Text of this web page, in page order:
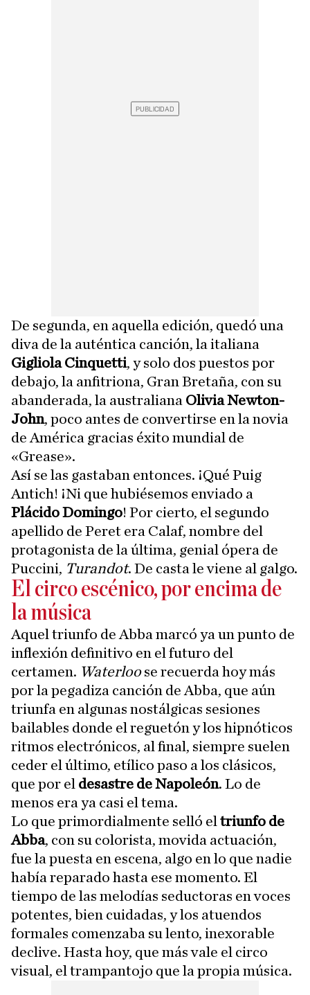
De segunda, en aquella edición, quedó una
diva de la auténtica canción, la italiana
Gigliola Cinquetti, y solo dos puestos por
debajo, la anfitriona, Gran Bretaña, con su
abanderada, la australiana Olivia Newton-
John, poco antes de convertirse en la novia
de América gracias éxito mundial de
«Grease».
Así se las gastaban entonces. ¡Qué Puig
Antich! ¡Ni que hubiésemos enviado a
Plácido Domingo! Por cierto, el segundo
apellido de Peret era Calaf, nombre del
protagonista de la última, genial ópera de
Puccini, Turandot. De casta le viene al galgo.
El circo escénico, por encima de
la música
Aquel triunfo de Abba marcó ya un punto de
inflexión definitivo en el futuro del
certamen. Waterloose recuerda hoy más
por la pegadiza canción de Abba, que aún
triunfa en algunas nostálgicas sesiones
bailables donde el reguetón y los hipnóticos
ritmos electrónicos, al final, siempre suelen
ceder el último, etílico paso a los clásicos,
que por el desastre de Napoleón. Lo de
menos era ya casi el tema.
Lo que primordialmente selló el triunfo de
Abba, con su colorista, movida actuación,
fue la puesta en escena, algo en lo que nadie
había reparado hasta ese momento. El
tiempo de las melodías seductoras en voces
potentes, bien cuidadas, y los atuendos
formales comenzaba su lento, inexorable
declive. Hasta hoy, que más vale el circo
visual, el trampantojo que la propia música.